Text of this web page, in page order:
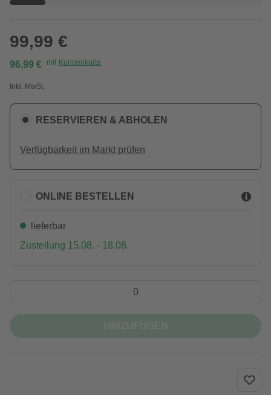
99,99 €
96,99 € mit Kundenkarte
Inkl. MwSt.
RESERVIEREN & ABHOLEN
Verfügbarkeit im Markt prüfen
ONLINE BESTELLEN
lieferbar
Zustellung 15.08. - 18.08.